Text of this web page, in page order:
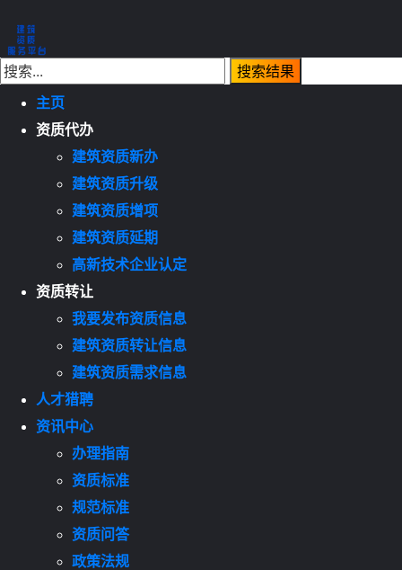
主页
资质代办
建筑资质新办
建筑资质升级
建筑资质增项
建筑资质延期
高新技术企业认定
资质转让
我要发布资质信息
建筑资质转让信息
建筑资质需求信息
人才猎聘
资讯中心
办理指南
资质标准
规范标准
资质问答
政策法规